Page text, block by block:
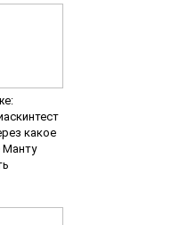
какое
Манту